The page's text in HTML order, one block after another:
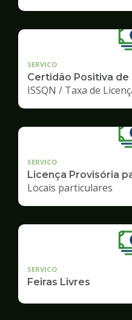
SERVICO
Certidão Positiva de
ISSQN / Taxa de
SERVICO
Licença Provisória
Locais particulares
SERVICO
Feiras Livres